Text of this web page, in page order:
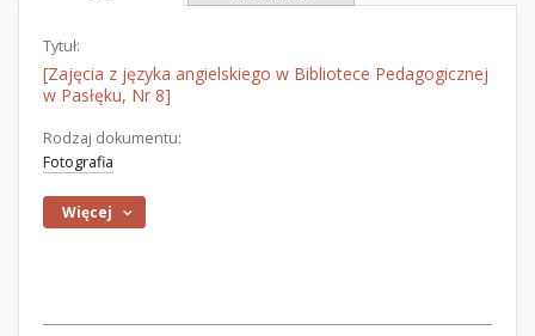
Tytuł:
[Zajęcia z języka angielskiego w Bibliotece Pedagogicznej
w Pasłęku, Nr 8]
Rodzaj dokumentu:
Fotografia
Więcej